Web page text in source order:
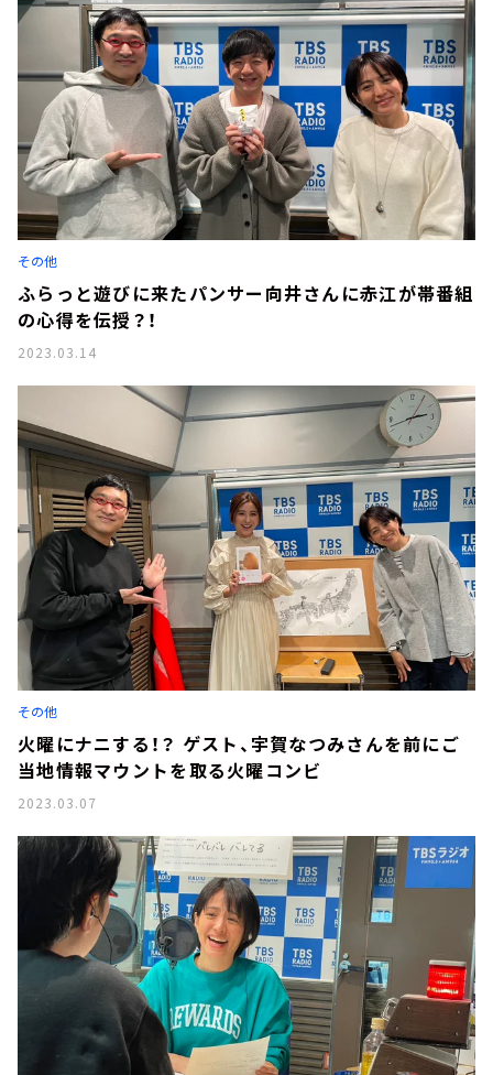
その他
ふらっと遊びに来たパンサー向井さんに赤江が帯番組
の心得を伝授？！
2023.03.14
その他
火曜にナニする！？ ゲスト、宇賀なつみさんを前にご
当地情報マウントを取る火曜コンビ
2023.03.07